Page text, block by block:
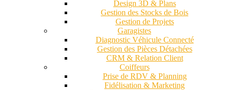
Design 3D & Plans
Gestion des Stocks de Bois
Gestion de Projets
Garagistes
Diagnostic Véhicule Connecté
Gestion des Pièces Détachées
CRM & Relation Client
Coiffeurs
Prise de RDV & Planning
Fidélisation & Marketing